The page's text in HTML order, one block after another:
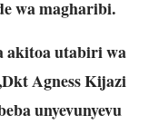
wa magharibi.
akitoa utabiri wa
Agness Kijazi
unyevunyevu